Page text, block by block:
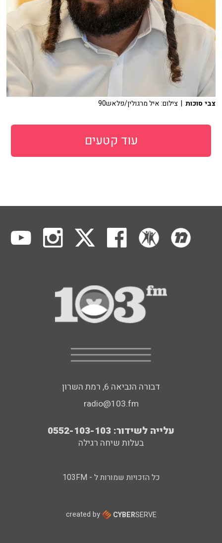
צבי סוכות | צילום: איל מרגולין/פלאש90
עוד קטעים
דבורה הנביאה 6, רמת השרון
radio@103.fm
עלייה לשידור: 0552-103-103
בעלות שיחה רגילה
כל הזכויות שמורות ל - 103FM
created by CYBERSERVE